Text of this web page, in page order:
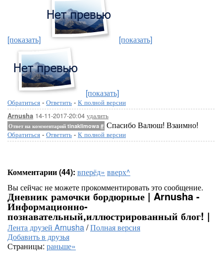
[показать] [показать]
[показать]
Обратиться - Ответить - К полной версии
Arnusha 14-11-2017-20:04 удалить
Ответ на комментарий tinaklimowa # Спасибо Валюш! Взаимно!
Обратиться - Ответить - К полной версии
Комментарии (44): вперёд» вверх^
Вы сейчас не можете прокомментировать это сообщение.
Дневник рамочки бордюрные | Arnusha -
Информационно-
познавательный,иллюстрированный блог! |
Лента друзей Arnusha/Полная версия
Добавить в друзья
Страницы: раньше»